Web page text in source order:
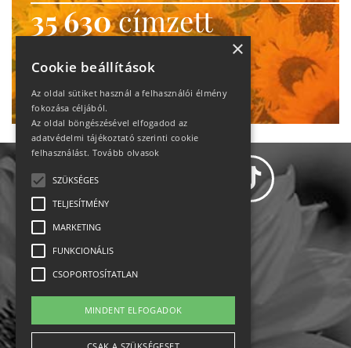
35 630címzett
heti motiváció
Ne maradj le!
Állásajánlatok
Impresszum-kapcsolat
×
Cookie beállítások
Az oldal sütiket használ a felhasználói élmény
fokozása céljából.
Az oldal böngészésével elfogadod az
adatvédelmi tájékoztató szerinti cookie
felhasználást. Tovább olvasok
SZÜKSÉGES
TELJESÍTMÉNY
MARKETING
FUNKCIONÁLIS
CSOPORTOSÍTATLAN
MINDENT ELFOGADOK